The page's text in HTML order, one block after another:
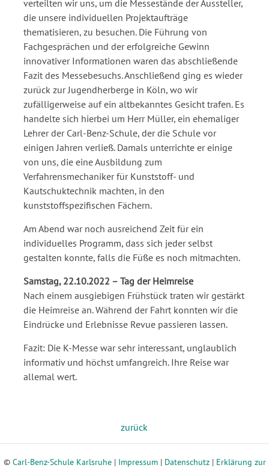
verteilten wir uns, um die Messestände der Aussteller,
die unsere individuellen Projektaufträge
thematisieren, zu besuchen. Die Führung von
Fachgesprächen und der erfolgreiche Gewinn
innovativer Informationen waren das abschließende
Fazit des Messebesuchs. Anschließend ging es wieder
zurück zur Jugendherberge in Köln, wo wir
zufälligerweise auf ein altbekanntes Gesicht trafen. Es
handelte sich hierbei um Herr Müller, ein ehemaliger
Lehrer der Carl-Benz-Schule, der die Schule vor
einigen Jahren verließ. Damals unterrichte er einige
von uns, die eine Ausbildung zum
Verfahrensmechaniker für Kunststoff- und
Kautschuktechnik machten, in den
kunststoffspezifischen Fächern.
Am Abend war noch ausreichend Zeit für ein
individuelles Programm, dass sich jeder selbst
gestalten konnte, falls die Füße es noch mitmachten.
Samstag, 22.10.2022 – Tag der Heimreise
Nach einem ausgiebigen Frühstück traten wir gestärkt
die Heimreise an. Während der Fahrt konnten wir die
Eindrücke und Erlebnisse Revue passieren lassen.
Fazit: Die K-Messe war sehr interessant, unglaublich
informativ und höchst umfangreich. Ihre Reise war
allemal wert.
zurück
© Carl-Benz-Schule Karlsruhe| Impressum| Datenschutz| Erklärung zur